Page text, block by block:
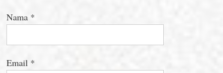
Nama *
Email *